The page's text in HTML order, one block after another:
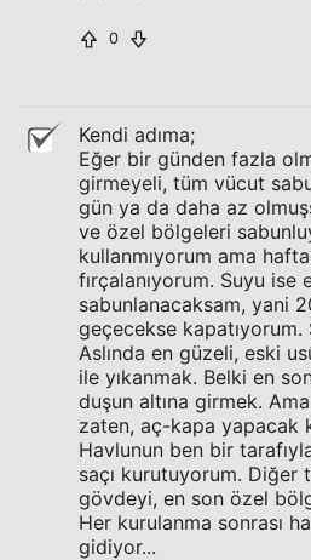
0
Kendi adıma;
Eğer bir günden fazla
girmeyeli, tüm vücut
gün ya da daha az
ve özel bölgeleri
kullanmıyorum ama
fırçalanıyorum. Suyu ise
sabunlanacaksam, yani
geçecekse kapatıyorum.
Aslında en güzeli, eski
ile yıkanmak. Belki en
duşun altına girmek. Ama
zaten, aç-kapa yapacak
Havlunun ben bir
saçı kurutuyorum. Diğer
gövdeyi, en son özel
Her kurulanma sonrası
gidiyor...